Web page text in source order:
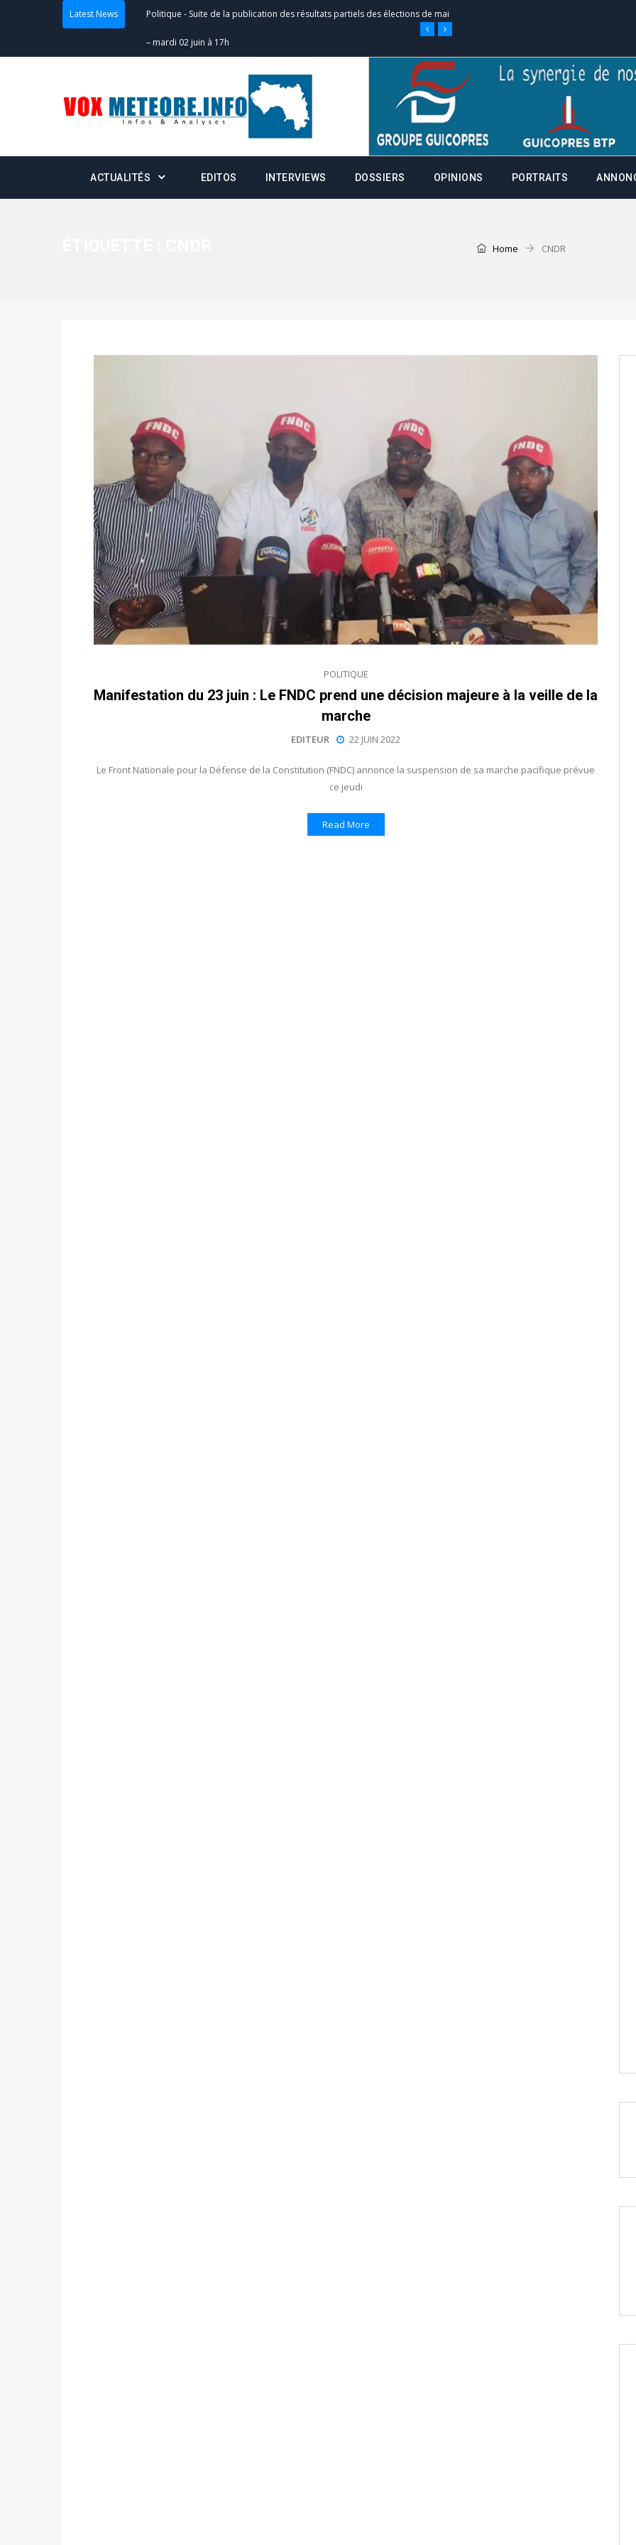
Latest News Politique - Suite de la publication des résultats partiels des élections de mai
– mardi 02 juin à 17h
Scrutins : la DGE active un centre d’appel, joignable au 105, ouvert
24h/24 et 7j/7
Actualités - Double scrutin du 31 mai : fin des campagnes ce jeudi 28 mai à
minuit
Actualités Communiqué relatif à la délivrance de la fiche de procuration
Politique-Double scrutin du 31 mai : retrait des cartes d’électeurs possible
Délégués de bureaux de vote : vos informations à transmettre
avant le 16 mai 2026 à 16h
Politique- Proclamation des résultats globaux provisoires et des
statistiques des législatives et communales : ce 4 juin à 18h
Politique-Suite de la publication des résultats partiels des élections de mai
ce 03 juin à 14h
ACTUALITÉS EDITOS INTERVIEWS DOSSIERS OPINIONS PORTRAITS
Home CNDR
POLITIQUE
Manifestation du 23 juin : Le FNDC prend une décision majeure à la veille de la
marche
EDITEUR 22 JUIN 2022
Le Front Nationale pour la Défense de la Constitution (FNDC) annonce la suspension de sa marche pacifique prévue
ce jeudi
Read More